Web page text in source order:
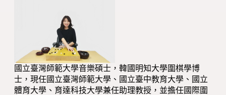
國立臺灣師範大學音樂碩士，韓國明知大學圍棋學博
士，現任國立臺灣師範大學、國立臺中教育大學、國立
體育大學、育達科技大學兼任助理教授，並擔任國際圍